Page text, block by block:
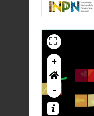
+
-